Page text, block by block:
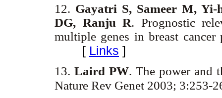
12. Gayatri S, Sameer M,
DG, Ranju R. Prognostic
multiple genes in breast
[ Links ]
13. Laird PW. The power and
Nature Rev Genet 2003; 3:253-